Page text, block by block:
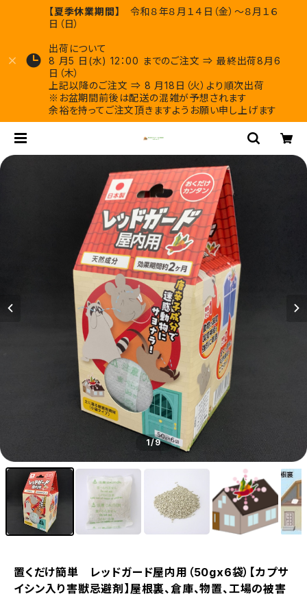
【夏季休業期間】令和８年８月１４日（金）～８月１６
日（日）
出荷について
8 月5 日(水) 12：00 までのご注文 ⇒ 最終出荷8月6
日（木）
上記以降のご注文 ⇒ 8 月18日（火）より順次出荷
※お盆期間前後は配送の混雑が予想されます
余裕を持ってご注文頂きますようお願い申し上げます
1/9
置くだけ簡単 レッドガード屋内用（50gx6袋）【カプサ
イシン入り害獣忌避剤】屋根裏、倉庫、物置、工場の被害